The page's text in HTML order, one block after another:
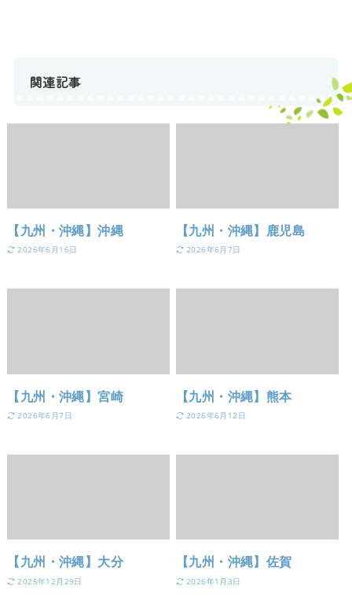
関連記事
【九州・沖縄】沖縄
2026年6月16日
【九州・沖縄】鹿児島
2026年6月7日
【九州・沖縄】宮崎
2026年6月7日
【九州・沖縄】熊本
2026年6月12日
【九州・沖縄】大分
2025年12月29日
【九州・沖縄】佐賀
2026年1月3日